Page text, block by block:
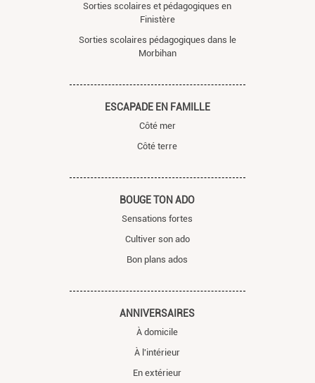
Sorties scolaires et pédagogiques en
Finistère
Sorties scolaires pédagogiques dans le
Morbihan
ESCAPADE EN FAMILLE
Côté mer
Côté terre
BOUGE TON ADO
Sensations fortes
Cultiver son ado
Bon plans ados
ANNIVERSAIRES
À domicile
À l'intérieur
En extérieur